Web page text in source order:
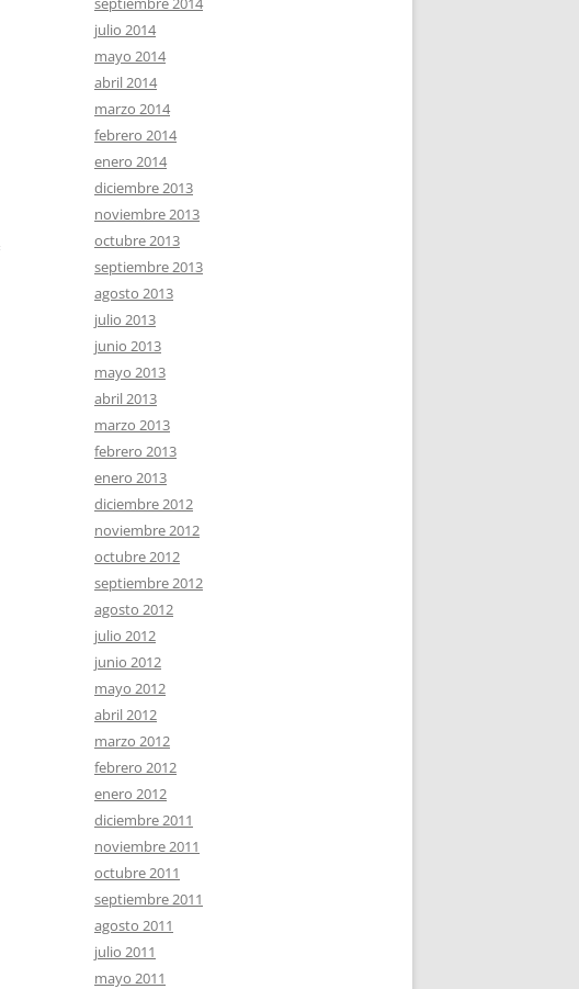
julio 2014
mayo 2014
abril 2014
marzo 2014
febrero 2014
enero 2014
diciembre 2013
noviembre 2013
octubre 2013
septiembre 2013
agosto 2013
julio 2013
junio 2013
mayo 2013
abril 2013
marzo 2013
febrero 2013
enero 2013
diciembre 2012
noviembre 2012
octubre 2012
septiembre 2012
agosto 2012
julio 2012
junio 2012
mayo 2012
abril 2012
marzo 2012
febrero 2012
enero 2012
diciembre 2011
noviembre 2011
octubre 2011
septiembre 2011
agosto 2011
julio 2011
mayo 2011